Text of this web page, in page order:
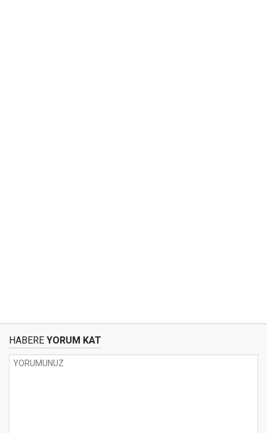
HABERE YORUM KAT